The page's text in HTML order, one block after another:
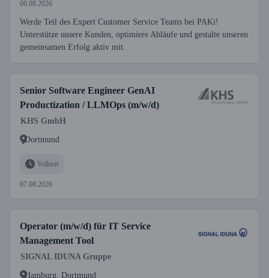
06.08.2026
Werde Teil des Expert Customer Service Teams bei PAKi!
Unterstütze unsere Kunden, optimiere Abläufe und gestalte unseren
gemeinsamen Erfolg aktiv mit.
Senior Software Engineer GenAI
Productization / LLMOps (m/w/d)
KHS GmbH
Dortmund
Vollzeit
07.08.2026
Operator (m/w/d) für IT Service
Management Tool
SIGNAL IDUNA Gruppe
Hamburg, Dortmund